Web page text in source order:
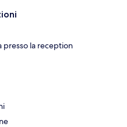
presso la reception